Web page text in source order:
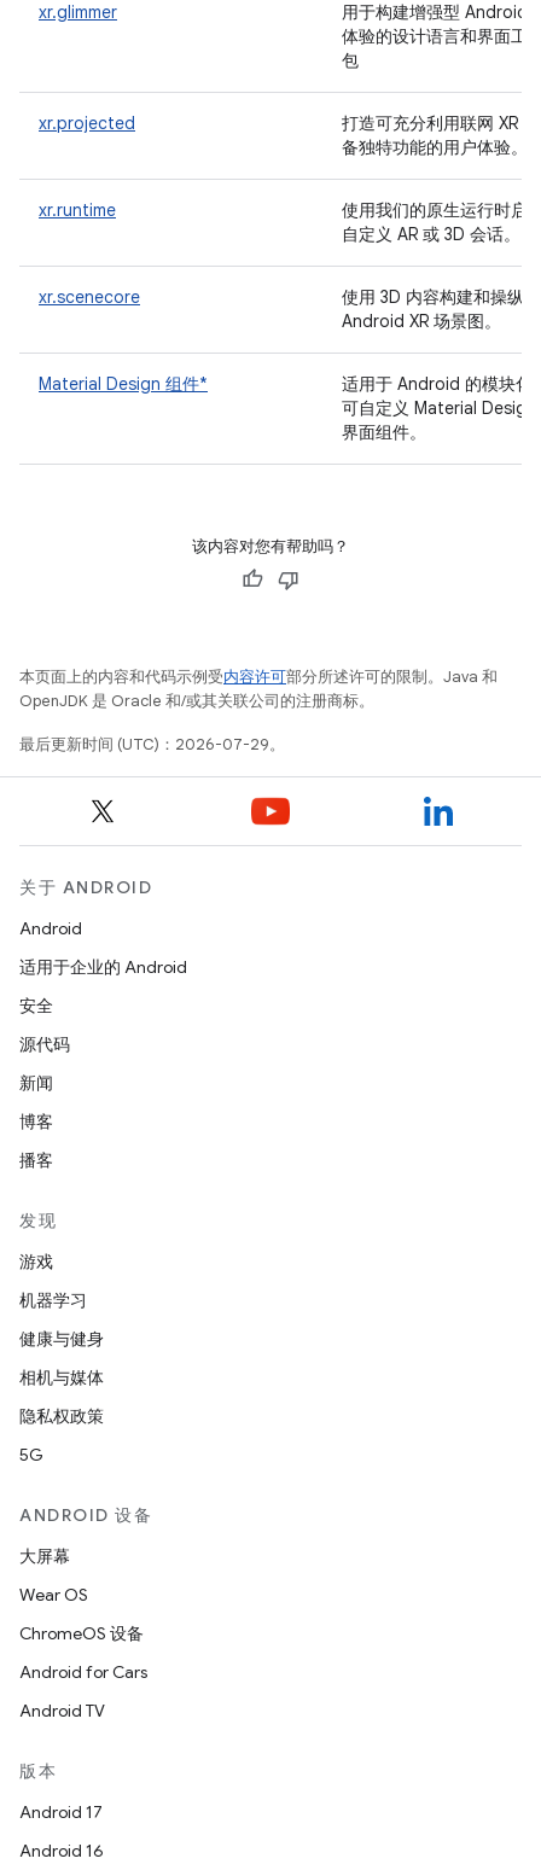
xr.glimmer
用于构建增强型 Android
体验的设计语言和界面工
包
xr.projected
打造可充分利用联网 XR 设
备独特功能的用户体验。
xr.runtime
使用我们的原生运行时启
自定义 AR 或 3D 会话。
xr.scenecore
使用 3D 内容构建和操纵
Android XR 场景图。
Material Design 组件*
适用于 Android 的模块化
可自定义 Material Design
界面组件。
该内容对您有帮助吗？
本页面上的内容和代码示例受内容许可部分所述许可的限制。Java 和
OpenJDK 是 Oracle 和/或其关联公司的注册商标。
最后更新时间 (UTC)：2026-07-29。
关于 ANDROID
Android
适用于企业的 Android
安全
源代码
新闻
博客
播客
发现
游戏
机器学习
健康与健身
相机与媒体
隐私权政策
5G
ANDROID 设备
大屏幕
Wear OS
ChromeOS 设备
Android for Cars
Android TV
版本
Android 17
Android 16